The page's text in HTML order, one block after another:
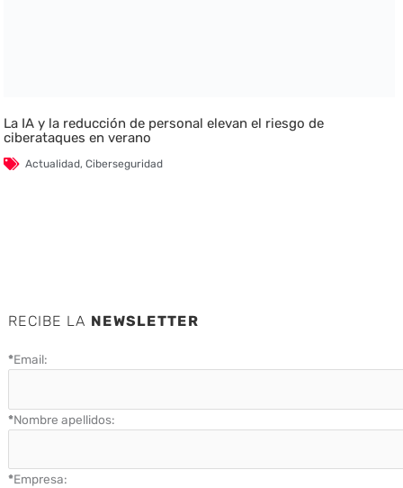
La IA y la reducción de personal elevan el riesgo de
ciberataques en verano
Actualidad,Ciberseguridad
RECIBE LA NEWSLETTER
*Email:
*Nombre apellidos:
*Empresa: